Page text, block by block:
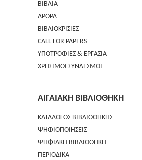
ΒΙΒΛΙΑ
ΑΡΘΡΑ
ΒΙΒΛΙΟΚΡΙΣΙΕΣ
CALL FOR PAPERS
ΥΠΟΤΡΟΦΙΕΣ & ΕΡΓΑΣΙΑ
ΧΡΗΣΙΜΟΙ ΣΥΝΔΕΣΜΟΙ
ΑΙΓΑΙΑΚΗ ΒΙΒΛΙΟΘΗΚΗ
ΚΑΤΑΛΟΓΟΣ ΒΙΒΛΙΟΘΗΚΗΣ
ΨΗΦΙΟΠΟΙΗΣΕΙΣ
ΨΗΦΙΑΚΗ ΒΙΒΛΙΟΘΗΚΗ
ΠΕΡΙΟΔΙΚΑ